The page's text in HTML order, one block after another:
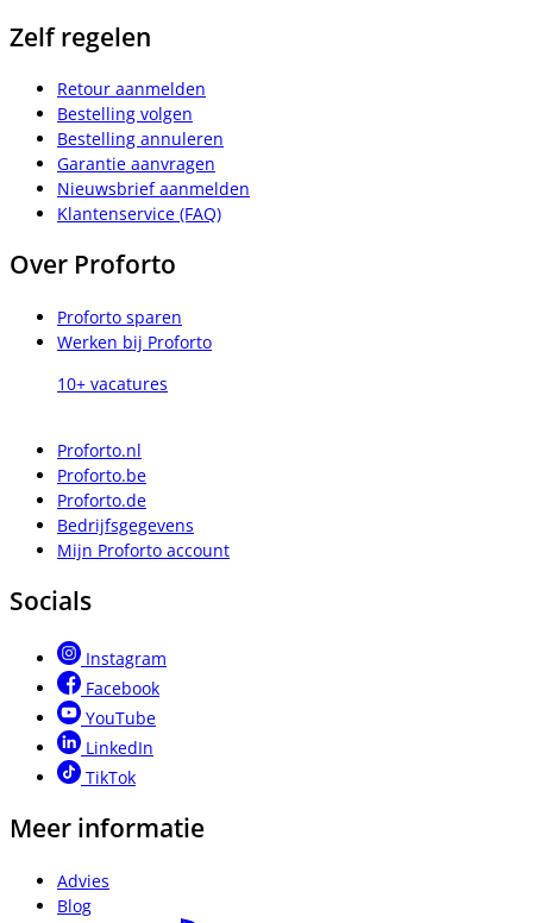
Zelf regelen
Retour aanmelden
Bestelling volgen
Bestelling annuleren
Garantie aanvragen
Nieuwsbrief aanmelden
Klantenservice (FAQ)
Over Proforto
Proforto sparen
Werken bij Proforto
10+ vacatures
Proforto.nl
Proforto.be
Proforto.de
Bedrijfsgegevens
Mijn Proforto account
Socials
Instagram
Facebook
YouTube
LinkedIn
TikTok
Meer informatie
Advies
Blog